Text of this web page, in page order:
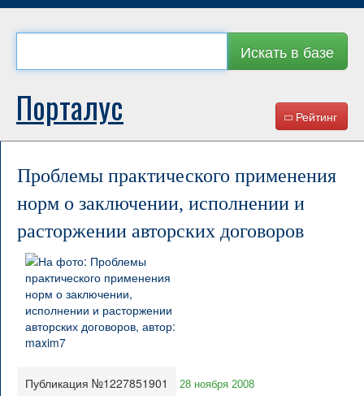
Искать в базе
Рейтинг
Порталус
Проблемы практического применения
норм о заключении, исполнении и
расторжении авторских договоров
Публикация №1227851901 28 ноября 2008